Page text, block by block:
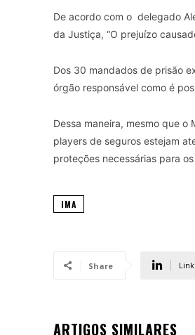
De acordo com o delegado
da Justiça, “O prejuízo
Dos 30 mandados de prisão
órgão responsável como é
Dessa maneira, mesmo que
players de seguros estejam
proteções necessárias para
IMA
Share
ARTIGOS SIMILARES